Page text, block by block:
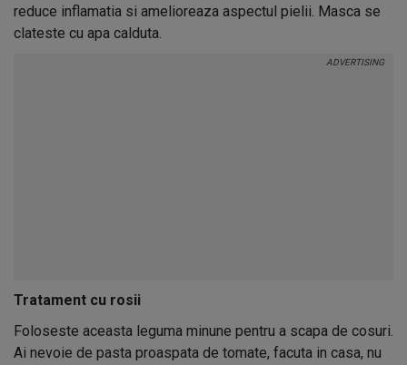
reduce inflamatia si amelioreaza aspectul pielii. Masca se
clateste cu apa calduta.
Tratament cu rosii
Foloseste aceasta leguma minune pentru a scapa de cosuri.
Ai nevoie de pasta proaspata de tomate, facuta in casa, nu